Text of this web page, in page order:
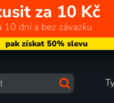
za 10 Kč
10 dní a bez závazku